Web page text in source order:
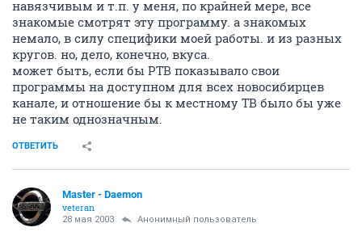
навязчивым и т.п. у меня, по крайней мере, все
знакомые смотрят эту программу. а знакомых
немало, в силу специфики моей работы. и из разных
кругов. но, дело, конечно, вкуса.
может быть, если бы РТВ показывало свои
программы на доступном для всех новосибирцев
канале, и отношение бы к местному ТВ было бы уже
не таким однозначным.
ОТВЕТИТЬ
Master - Daemon
veteran
28 мая 2003 Анонимный пользователь